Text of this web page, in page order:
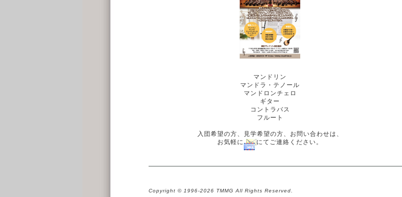
マンドリン
マンドラ・テノール
マンドロンチェロ
ギター
コントラバス
フルート
入団希望の方、見学希望の方、お問い合わせは、
お気軽に
にてご連絡ください。
Copyright © 1996-2026 TMMG All Rights Reserved.